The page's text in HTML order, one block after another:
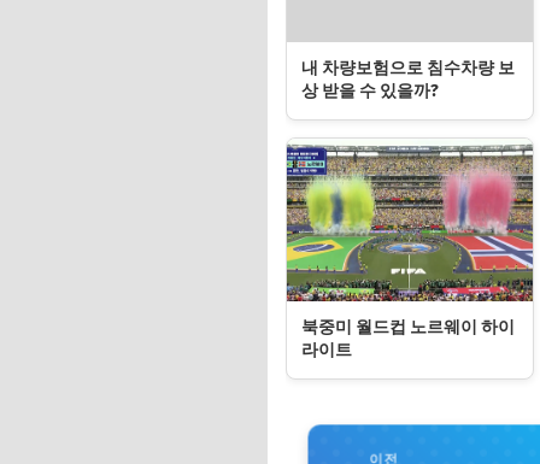
내 차량보험으로 침수차량 보
상 받을 수 있을까?
북중미 월드컵 노르웨이 하이
라이트
이전